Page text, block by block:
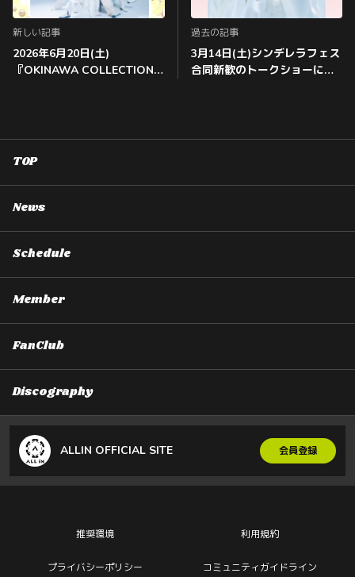
新しい記事
2026年6月20日(土)
『OKINAWA COLLECTION
過去の記事
3月14日(土)シンデレラフェス
合同新歓のトークショーに
TOP
News
Schedule
Member
FanClub
Discography
ALLIN OFFICIAL SITE 会員登録
推奨環境 利用規約
プライバシーポリシー コミュニティガイドライン